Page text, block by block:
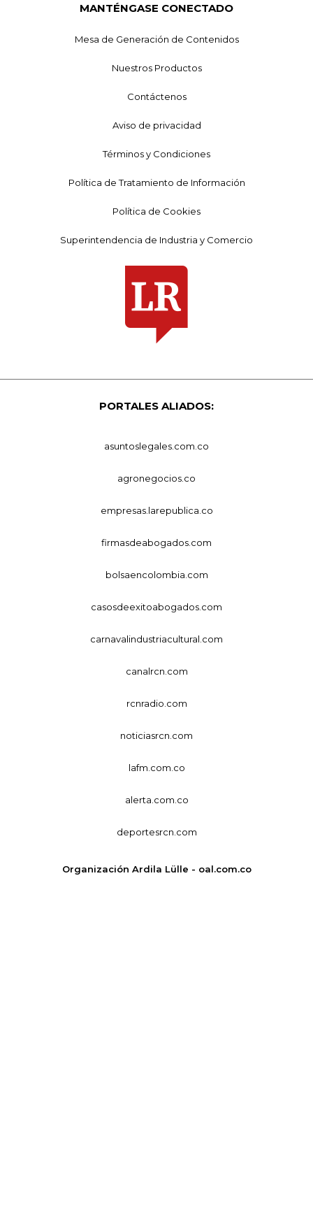
MANTÉNGASE CONECTADO
Mesa de Generación de Contenidos
Nuestros Productos
Contáctenos
Aviso de privacidad
Términos y Condiciones
Política de Tratamiento de Información
Política de Cookies
Superintendencia de Industria y Comercio
PORTALES ALIADOS:
asuntoslegales.com.co
agronegocios.co
empresas.larepublica.co
firmasdeabogados.com
bolsaencolombia.com
casosdeexitoabogados.com
carnavalindustriacultural.com
canalrcn.com
rcnradio.com
noticiasrcn.com
lafm.com.co
alerta.com.co
deportesrcn.com
Organización Ardila Lülle - oal.com.co